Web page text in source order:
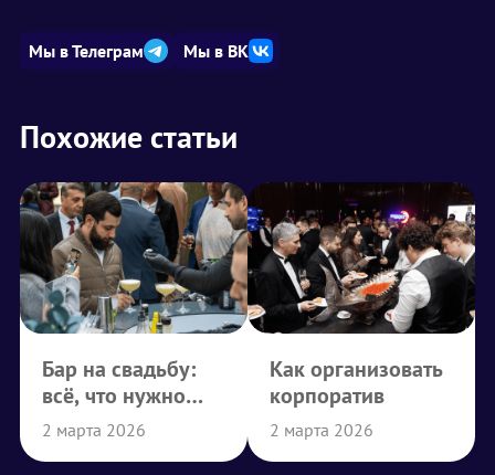
Мы в Телеграм Мы в ВК
Похожие статьи
Бар на свадьбу:
всё, что нужно
знать
2 марта 2026
Как организовать
корпоратив
2 марта 2026